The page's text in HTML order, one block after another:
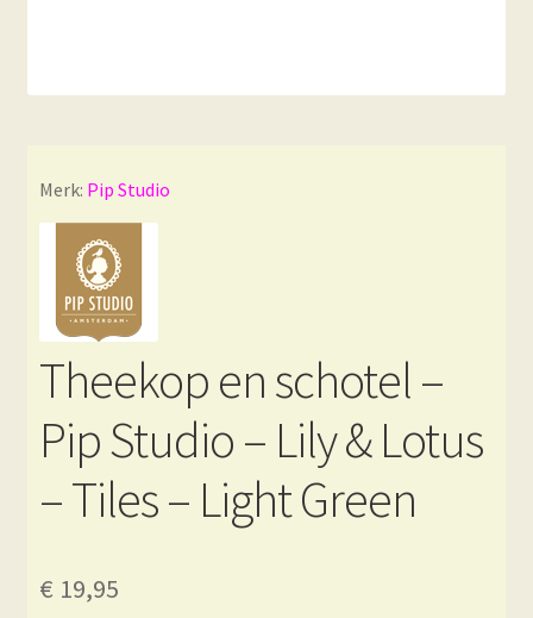
Merk: Pip Studio
Theekop en schotel –
Pip Studio – Lily & Lotus
– Tiles – Light Green
€ 19,95